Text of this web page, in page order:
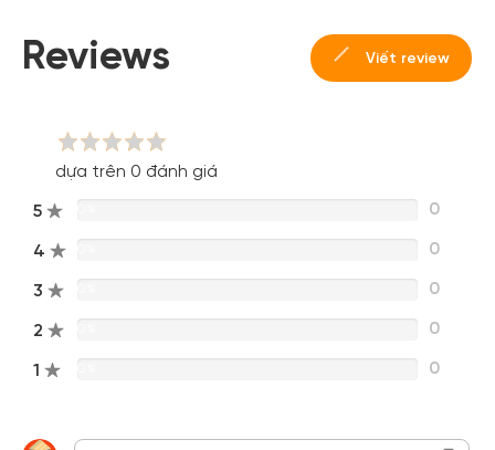
Reviews Viết review
dựa trên 0 đánh giá
5 0
4 0
3 0
2 0
1 0
dành cho thành viên đến từ các đối tác của Gody.vn dành
cho cộng đồng.
Hoặc đăng nhập bằng
Đăng nhập Facebook